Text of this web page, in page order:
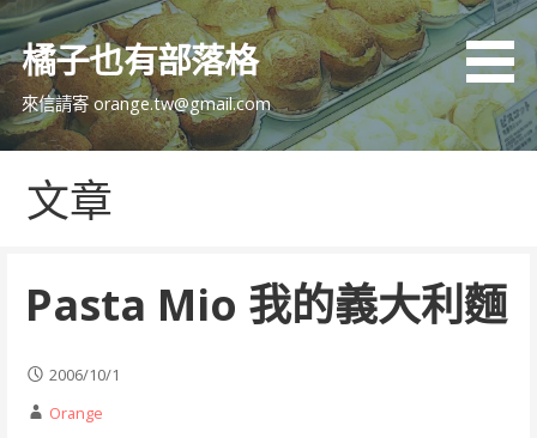
跳
主
內
橘子也有部落格
來信請寄 orange.tw@gmail.com
文章
Pasta Mio 我的義大利麵
2006/10/1
Orange